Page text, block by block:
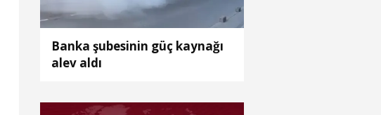
Banka şubesinin güç kaynağı
alev aldı